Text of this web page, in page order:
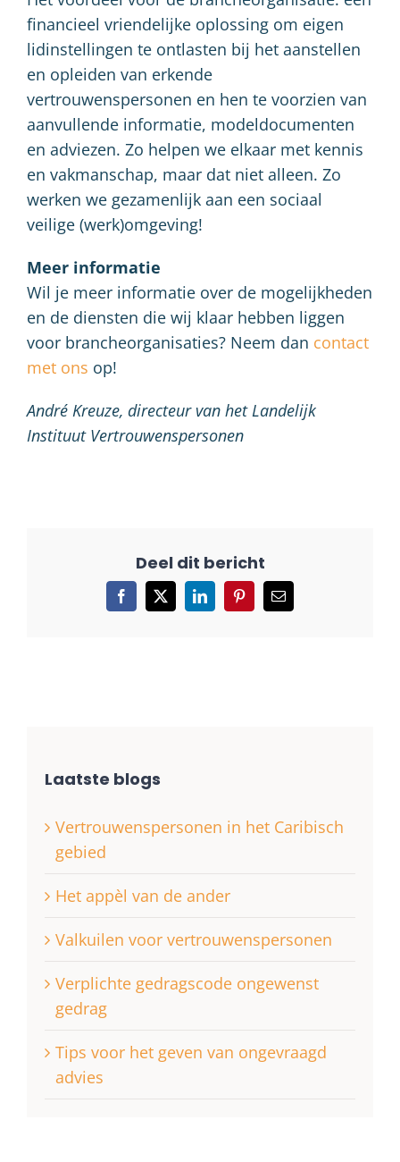
financieel vriendelijke oplossing om eigen
lidinstellingen te ontlasten bij het aanstellen
en opleiden van erkende
vertrouwenspersonen en hen te voorzien van
aanvullende informatie, modeldocumenten
en adviezen. Zo helpen we elkaar met kennis
en vakmanschap, maar dat niet alleen. Zo
werken we gezamenlijk aan een sociaal
veilige (werk)omgeving!
Meer informatie
Wil je meer informatie over de mogelijkheden
en de diensten die wij klaar hebben liggen
voor brancheorganisaties? Neem dan contact
met ons op!
André Kreuze, directeur van het Landelijk
Instituut Vertrouwenspersonen
Facebook
X LinkedInPinterest
E-
Laatste blogs
Vertrouwenspersonen in het Caribisch
gebied
Het appèl van de ander
Valkuilen voor vertrouwenspersonen
Verplichte gedragscode ongewenst
gedrag
Tips voor het geven van ongevraagd
advies